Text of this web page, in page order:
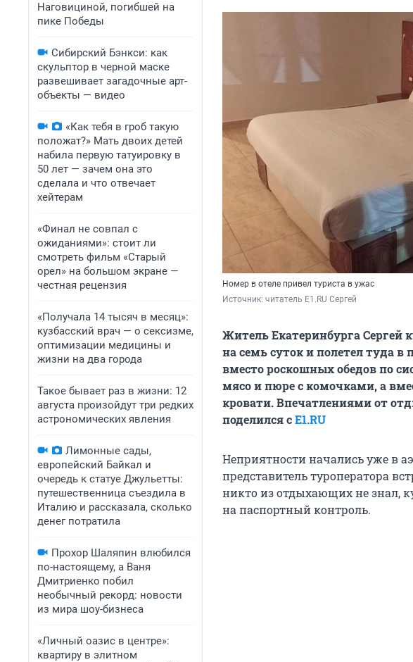
Наговициной, погибшей на
пике Победы
Сибирский Бэнкси: как
скульптор в черной маске
развешивает загадочные арт-
объекты — видео
«Как тебя в гроб такую
положат?» Мать двоих детей
набила первую татуировку в
50 лет — зачем она это
сделала и что отвечает
хейтерам
«Финал не совпал с
ожиданиями»: стоит ли
смотреть фильм «Старый
орел» на большом экране —
честная рецензия
«Получала 14 тысяч в месяц»:
кузбасский врач — о сексизме,
оптимизации медицины и
жизни на два города
Такое бывает раз в жизни: 12
августа произойдут три редких
астрономических явления
Лимонные сады,
европейский Байкал и
очередь к статуе Джульетты:
путешественница съездила в
Италию и рассказала, сколько
денег потратила
Прохор Шаляпин влюбился
по-настоящему, а Ваня
Дмитриенко побил
необычный рекорд: новости
из мира шоу-бизнеса
«Личный оазис в центре»:
квартиру в элитном
Номер в отеле привел туриста в ужас
Источник: читатель E1.RU Сергей
Житель Екатеринбурга Сергей
на семь суток и полетел туда
вместо роскошных обедов по
мясо и пюре с комочками, а
кровати. Впечатлениями от
поделился сE1.RU
Неприятности начались уже в
представитель туроператора
никто из отдыхающих не знал,
на паспортный контроль.